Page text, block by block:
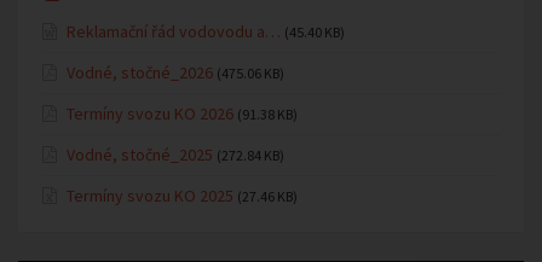
Reklamační řád vodovodu a… (45.40 KB)
Vodné, stočné_2026 (475.06 KB)
Termíny svozu KO 2026 (91.38 KB)
Vodné, stočné_2025 (272.84 KB)
Termíny svozu KO 2025 (27.46 KB)